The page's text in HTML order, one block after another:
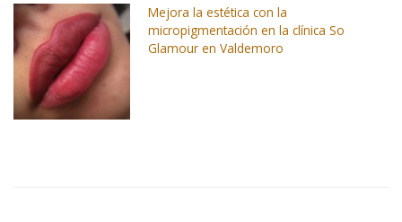
Mejora la estética con la
micropigmentación en la clínica So
Glamour en Valdemoro